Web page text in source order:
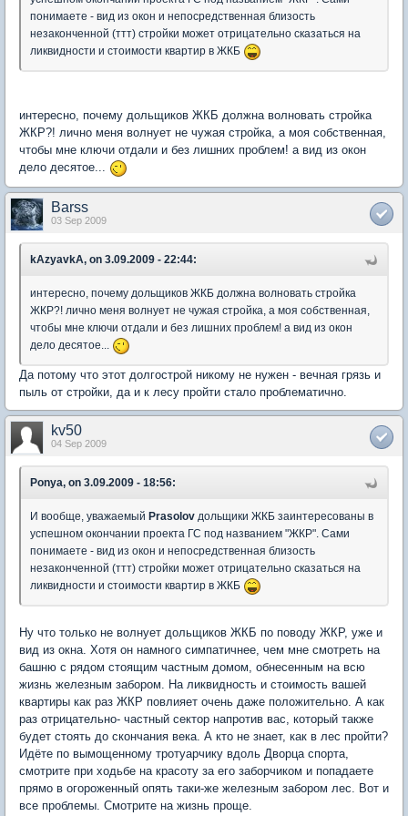
понимаете - вид из окон и непосредственная близость
незаконченной (ттт) стройки может отрицательно сказаться на
ликвидности и стоимости квартир в ЖКБ
интересно, почему дольщиков ЖКБ должна волновать стройка
ЖКР?! лично меня волнует не чужая стройка, а моя собственная,
чтобы мне ключи отдали и без лишних проблем! а вид из окон
дело десятое...
Barss
03 Sep 2009
kAzyavkA, on 3.09.2009 - 22:44:
интересно, почему дольщиков ЖКБ должна волновать стройка
ЖКР?! лично меня волнует не чужая стройка, а моя собственная,
чтобы мне ключи отдали и без лишних проблем! а вид из окон
дело десятое...
Да потому что этот долгострой никому не нужен - вечная грязь и
пыль от стройки, да и к лесу пройти стало проблематично.
kv50
04 Sep 2009
Ponya, on 3.09.2009 - 18:56:
И вообще, уважаемый Prasolov дольщики ЖКБ заинтересованы в
успешном окончании проекта ГС под названием "ЖКР". Сами
понимаете - вид из окон и непосредственная близость
незаконченной (ттт) стройки может отрицательно сказаться на
ликвидности и стоимости квартир в ЖКБ
Ну что только не волнует дольщиков ЖКБ по поводу ЖКР, уже и
вид из окна. Хотя он намного симпатичнее, чем мне смотреть на
башню с рядом стоящим частным домом, обнесенным на всю
жизнь железным забором. На ликвидность и стоимость вашей
квартиры как раз ЖКР повлияет очень даже положительно. А как
раз отрицательно- частный сектор напротив вас, который также
будет стоять до скончания века. А кто не знает, как в лес пройти?
Идёте по вымощенному тротуарчику вдоль Дворца спорта,
смотрите при ходьбе на красоту за его заборчиком и попадаете
прямо в огороженный опять таки-же железным забором лес. Вот и
все проблемы. Смотрите на жизнь проще.